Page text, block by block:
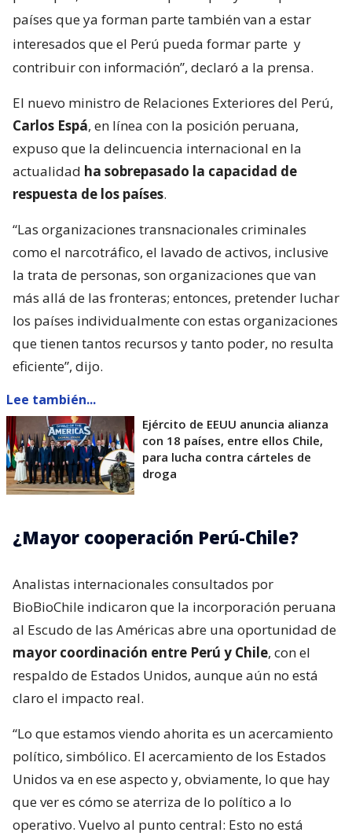
países que ya forman parte también van a estar
interesados que el Perú pueda formar parte y
contribuir con información”, declaró a la prensa.
El nuevo ministro de Relaciones Exteriores del Perú,
Carlos Espá, en línea con la posición peruana,
expuso que la delincuencia internacional en la
actualidad ha sobrepasado la capacidad de
respuesta de los países.
“Las organizaciones transnacionales criminales
como el narcotráfico, el lavado de activos, inclusive
la trata de personas, son organizaciones que van
más allá de las fronteras; entonces, pretender luchar
los países individualmente con estas organizaciones
que tienen tantos recursos y tanto poder, no resulta
eficiente”, dijo.
Lee también...
Ejército de EEUU anuncia alianza
con 18 países, entre ellos Chile,
para lucha contra cárteles de
droga
¿Mayor cooperación Perú-Chile?
Analistas internacionales consultados por
BioBioChile indicaron que la incorporación peruana
al Escudo de las Américas abre una oportunidad de
mayor coordinación entre Perú y Chile, con el
respaldo de Estados Unidos, aunque aún no está
claro el impacto real.
“Lo que estamos viendo ahorita es un acercamiento
político, simbólico. El acercamiento de los Estados
Unidos va en ese aspecto y, obviamente, lo que hay
que ver es cómo se aterriza de lo político a lo
operativo. Vuelvo al punto central: Esto no está